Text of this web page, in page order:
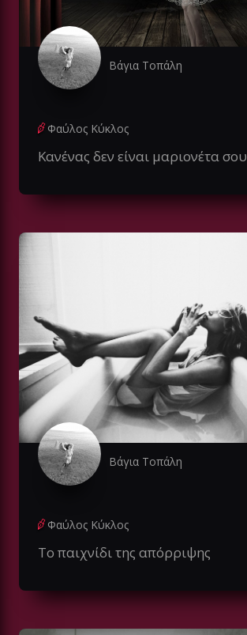
Βάγια Τοπάλη
Φαύλος Κύκλος
Κανένας δεν είναι μαριονέτα σου
Βάγια Τοπάλη
Φαύλος Κύκλος
Το παιχνίδι της απόρριψης